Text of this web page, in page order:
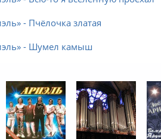
- Пчёлочка златая
- Шумел камыш